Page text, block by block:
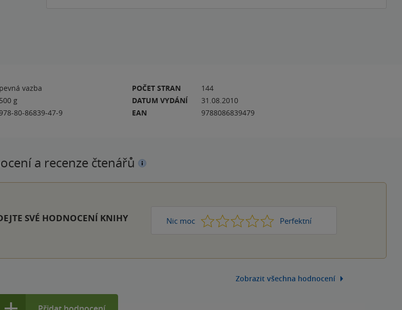
pevná vazba
500 g
978-80-86839-47-9
POČET STRAN
144
DATUM VYDÁNÍ
31.08.2010
EAN
9788086839479
a recenze čtenářů
SVÉ HODNOCENÍ KNIHY Nic moc 1 2 3 4 Perfektní
5
Zobrazit všechna hodnocení